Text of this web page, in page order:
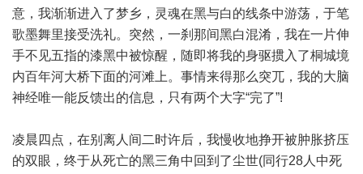
意，我渐渐进入了梦乡，灵魂在黑与白的线条中游荡，于笔
歌墨舞里接受洗礼。突然，一刹那间黑白混淆，我在一片伸
手不见五指的漆黑中被惊醒，随即将我的身驱掼入了桐城境
内百年河大桥下面的河滩上。事情来得那么突兀，我的大脑
神经唯一能反馈出的信息，只有两个大字“完了”!
凌晨四点，在别离人间二时许后，我慢收地挣开被肿胀挤压
的双眼，终于从死亡的黑三角中回到了尘世(同行28人中死